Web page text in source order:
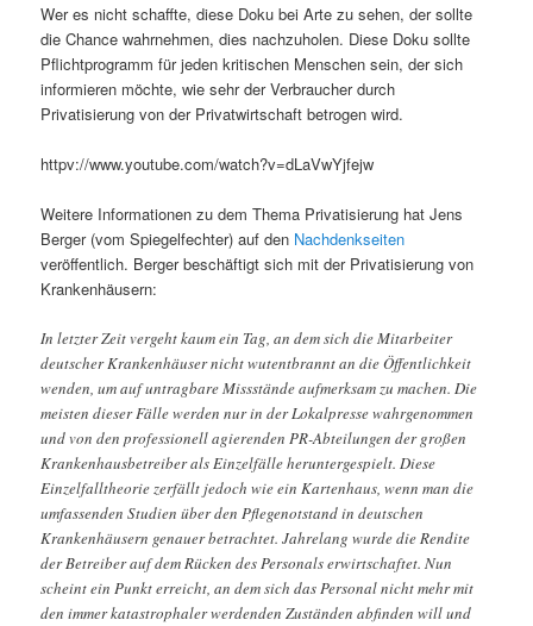
Wer es nicht schaffte, diese Doku bei Arte zu sehen, der sollte
die Chance wahrnehmen, dies nachzuholen. Diese Doku sollte
Pflichtprogramm für jeden kritischen Menschen sein, der sich
informieren möchte, wie sehr der Verbraucher durch
Privatisierung von der Privatwirtschaft betrogen wird.
httpv://www.youtube.com/watch?v=dLaVwYjfejw
Weitere Informationen zu dem Thema Privatisierung hat Jens
Berger (vom Spiegelfechter) auf den Nachdenkseiten
veröffentlich. Berger beschäftigt sich mit der Privatisierung von
Krankenhäusern:
In letzter Zeit vergeht kaum ein Tag, an dem sich die Mitarbeiter
deutscher Krankenhäuser nicht wutentbrannt an die Öffentlichkeit
wenden, um auf untragbare Missstände aufmerksam zu machen. Die
meisten dieser Fälle werden nur in der Lokalpresse wahrgenommen
und von den professionell agierenden PR-Abteilungen der großen
Krankenhausbetreiber als Einzelfälle heruntergespielt. Diese
Einzelfalltheorie zerfällt jedoch wie ein Kartenhaus, wenn man die
umfassenden Studien über den Pflegenotstand in deutschen
Krankenhäusern genauer betrachtet. Jahrelang wurde die Rendite
der Betreiber auf dem Rücken des Personals erwirtschaftet. Nun
scheint ein Punkt erreicht, an dem sich das Personal nicht mehr mit
den immer katastrophaler werdenden Zuständen abfinden will und